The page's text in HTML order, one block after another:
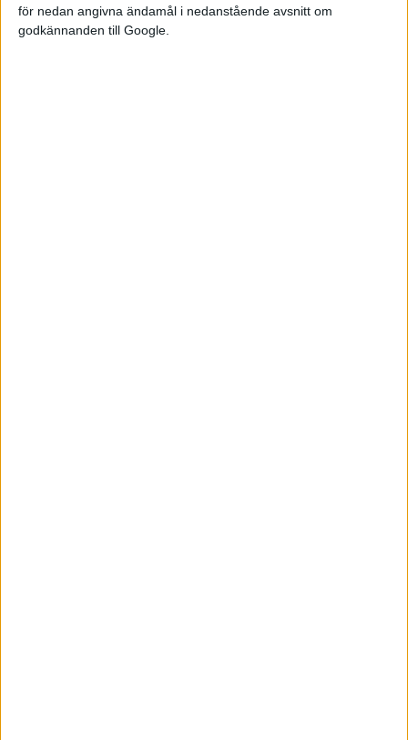
för nedan angivna ändamål i nedanstående avsnitt om
godkännanden till Google.